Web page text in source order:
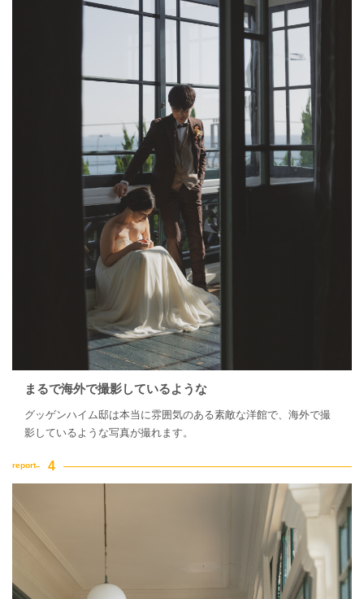
まるで海外で撮影しているような
グッゲンハイム邸は本当に雰囲気のある素敵な洋館で、海外で撮
影しているような写真が撮れます。